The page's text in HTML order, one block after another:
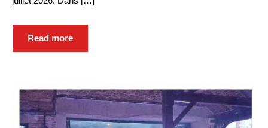
GESTION DES DECHETS
Collecte des déchets
Read more